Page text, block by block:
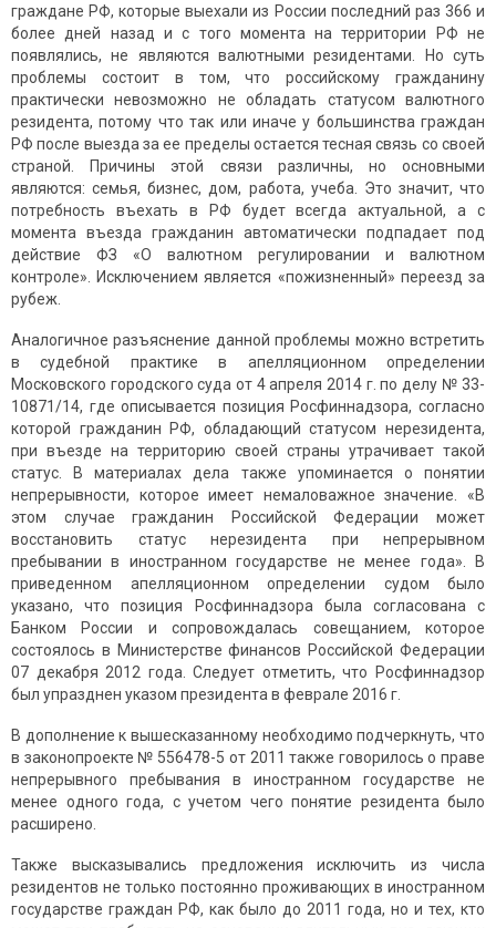
граждане РФ, которые выехали из России последний раз 366 и
более дней назад и с того момента на территории РФ не
появлялись, не являются валютными резидентами. Но суть
проблемы состоит в том, что российскому гражданину
практически невозможно не обладать статусом валютного
резидента, потому что так или иначе у большинства граждан
РФ после выезда за ее пределы остается тесная связь со своей
страной. Причины этой связи различны, но основными
являются: семья, бизнес, дом, работа, учеба. Это значит, что
потребность въехать в РФ будет всегда актуальной, а с
момента въезда гражданин автоматически подпадает под
действие ФЗ «О валютном регулировании и валютном
контроле». Исключением является «пожизненный» переезд за
рубеж.
Аналогичное разъяснение данной проблемы можно встретить
в судебной практике в апелляционном определении
Московского городского суда от 4 апреля 2014 г. по делу № 33-
10871/14, где описывается позиция Росфиннадзора, согласно
которой гражданин РФ, обладающий статусом нерезидента,
при въезде на территорию своей страны утрачивает такой
статус. В материалах дела также упоминается о понятии
непрерывности, которое имеет немаловажное значение. «В
этом случае гражданин Российской Федерации может
восстановить статус нерезидента при непрерывном
пребывании в иностранном государстве не менее года». В
приведенном апелляционном определении судом было
указано, что позиция Росфиннадзора была согласована с
Банком России и сопровождалась совещанием, которое
состоялось в Министерстве финансов Российской Федерации
07 декабря 2012 года. Следует отметить, что Росфиннадзор
был упразднен указом президента в феврале 2016 г.
В дополнение к вышесказанному необходимо подчеркнуть, что
в законопроекте № 556478-5 от 2011 также говорилось о праве
непрерывного пребывания в иностранном государстве не
менее одного года, с учетом чего понятие резидента было
расширено.
Также высказывались предложения исключить из числа
резидентов не только постоянно проживающих в иностранном
государстве граждан РФ, как было до 2011 года, но и тех, кто